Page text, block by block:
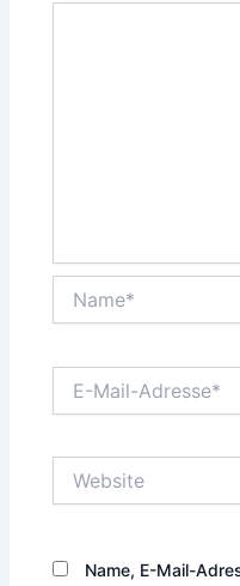
Mail-
Name, E-Mail-